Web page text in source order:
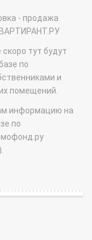
- продажа
тут будут
по
и
помещений.
информацию на
по